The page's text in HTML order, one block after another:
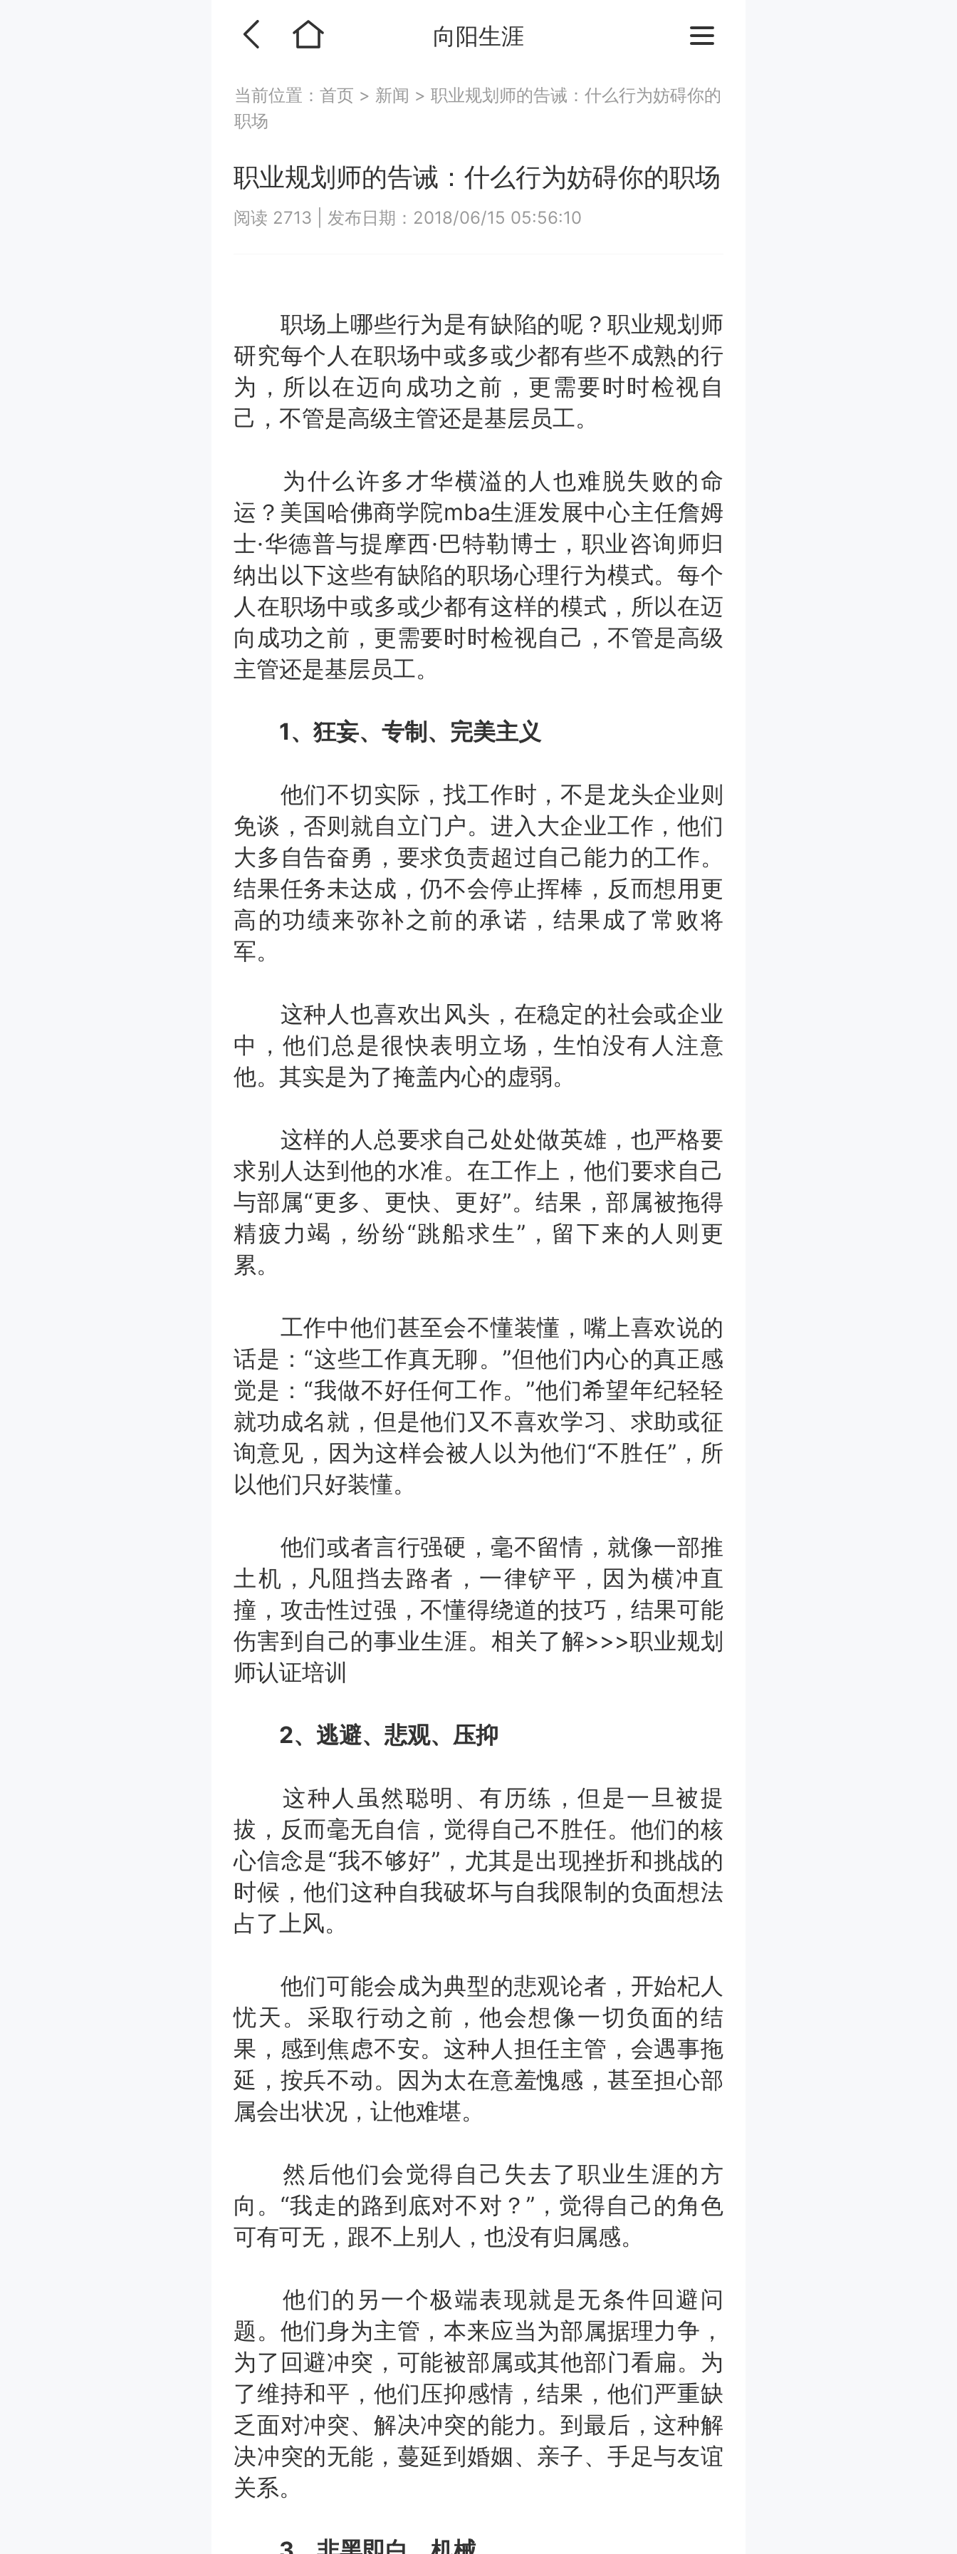
向阳生涯
当前位置： 首页 > 新闻 > 职业规划师的告诫：什么行为妨碍你的
职场
职业规划师的告诫：什么行为妨碍你的职场
阅读 2713 发布日期：2018/06/15 05:56:10
职场上哪些行为是有缺陷的呢？职业规划师
研究每个人在职场中或多或少都有些不成熟的行
为，所以在迈向成功之前，更需要时时检视自
己，不管是高级主管还是基层员工。
为什么许多才华横溢的人也难脱失败的命
运？美国哈佛商学院mba生涯发展中心主任詹姆
士·华德普与提摩西·巴特勒博士，职业咨询师归
纳出以下这些有缺陷的职场心理行为模式。每个
人在职场中或多或少都有这样的模式，所以在迈
向成功之前，更需要时时检视自己，不管是高级
主管还是基层员工。
1、狂妄、专制、完美主义
他们不切实际，找工作时，不是龙头企业则
免谈，否则就自立门户。进入大企业工作，他们
大多自告奋勇，要求负责超过自己能力的工作。
结果任务未达成，仍不会停止挥棒，反而想用更
高的功绩来弥补之前的承诺，结果成了常败将
军。
这种人也喜欢出风头，在稳定的社会或企业
中，他们总是很快表明立场，生怕没有人注意
他。其实是为了掩盖内心的虚弱。
这样的人总要求自己处处做英雄，也严格要
求别人达到他的水准。在工作上，他们要求自己
与部属“更多、更快、更好”。结果，部属被拖得
精疲力竭，纷纷“跳船求生”，留下来的人则更
累。
工作中他们甚至会不懂装懂，嘴上喜欢说的
话是：“这些工作真无聊。”但他们内心的真正感
觉是：“我做不好任何工作。”他们希望年纪轻轻
就功成名就，但是他们又不喜欢学习、求助或征
询意见，因为这样会被人以为他们“不胜任”，所
以他们只好装懂。
他们或者言行强硬，毫不留情，就像一部推
土机，凡阻挡去路者，一律铲平，因为横冲直
撞，攻击性过强，不懂得绕道的技巧，结果可能
伤害到自己的事业生涯。相关了解>>>职业规划
师认证培训
2、逃避、悲观、压抑
这种人虽然聪明、有历练，但是一旦被提
拔，反而毫无自信，觉得自己不胜任。他们的核
心信念是“我不够好”，尤其是出现挫折和挑战的
时候，他们这种自我破坏与自我限制的负面想法
占了上风。
他们可能会成为典型的悲观论者，开始杞人
忧天。采取行动之前，他会想像一切负面的结
果，感到焦虑不安。这种人担任主管，会遇事拖
延，按兵不动。因为太在意羞愧感，甚至担心部
属会出状况，让他难堪。
然后他们会觉得自己失去了职业生涯的方
向。“我走的路到底对不对？”，觉得自己的角色
可有可无，跟不上别人，也没有归属感。
他们的另一个极端表现就是无条件回避问
题。他们身为主管，本来应当为部属据理力争，
为了回避冲突，可能被部属或其他部门看扁。为
了维持和平，他们压抑感情，结果，他们严重缺
乏面对冲突、解决冲突的能力。到最后，这种解
决冲突的无能，蔓延到婚姻、亲子、手足与友谊
关系。